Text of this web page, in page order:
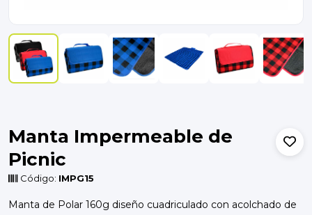
Manta Impermeable de
Picnic
Código: IMPG15
Manta de Polar 160g diseño cuadriculado con acolchado de